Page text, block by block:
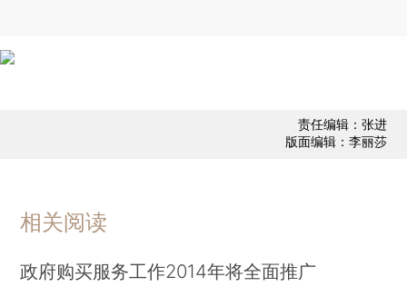
责任编辑：张进
版面编辑：李丽莎
相关阅读
政府购买服务工作2014年将全面推广